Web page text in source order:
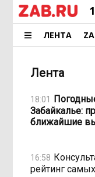
ЛЕНТА
Лента
18:01
Забайкалье:
ближайшие
16:58
рейтинг самых